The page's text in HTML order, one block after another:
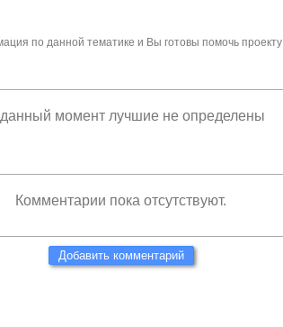
по данной тематике и Вы готовы помочь проекту
момент лучшие не определены
Комментарии пока отсутствуют.
Добавить комментарий